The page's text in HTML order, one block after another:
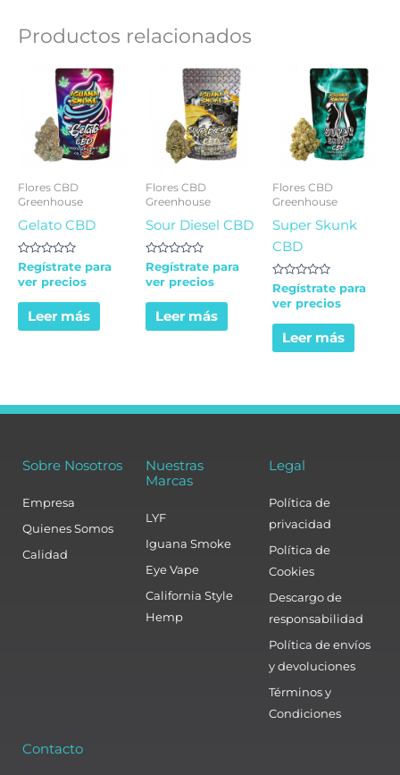
Productos relacionados
Flores CBD
Greenhouse
Gelato CBD
Valorado
en
0
5
Regístrate para
ver precios
Leer más
Flores CBD
Greenhouse
Sour Diesel CBD
Valorado
en
0
5
Regístrate para
ver precios
Leer más
Flores CBD
Greenhouse
Super Skunk
CBD
Valorado
en
0
5
Regístrate para
ver precios
Leer más
Sobre Nosotros
Empresa
Quienes Somos
Calidad
Nuestras
Marcas
LYF
Iguana Smoke
Eye Vape
California Style
Hemp
Legal
Política de
privacidad
Política de
Cookies
Descargo de
responsabilidad
Política de envíos
y devoluciones
Términos y
Condiciones
Contacto